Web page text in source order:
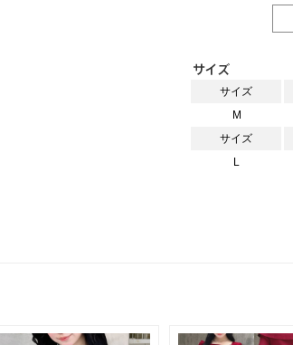
サイズ
M
サイズ
L